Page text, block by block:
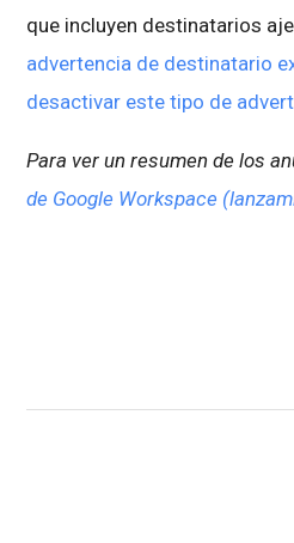
que incluyen destinatarios
advertencia de destinatario
desactivar este tipo de
Para ver un resumen de los
de Google Workspace